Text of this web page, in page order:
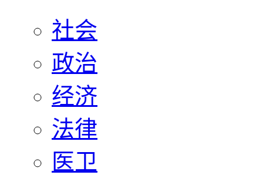
社会
政治
经济
法律
医卫